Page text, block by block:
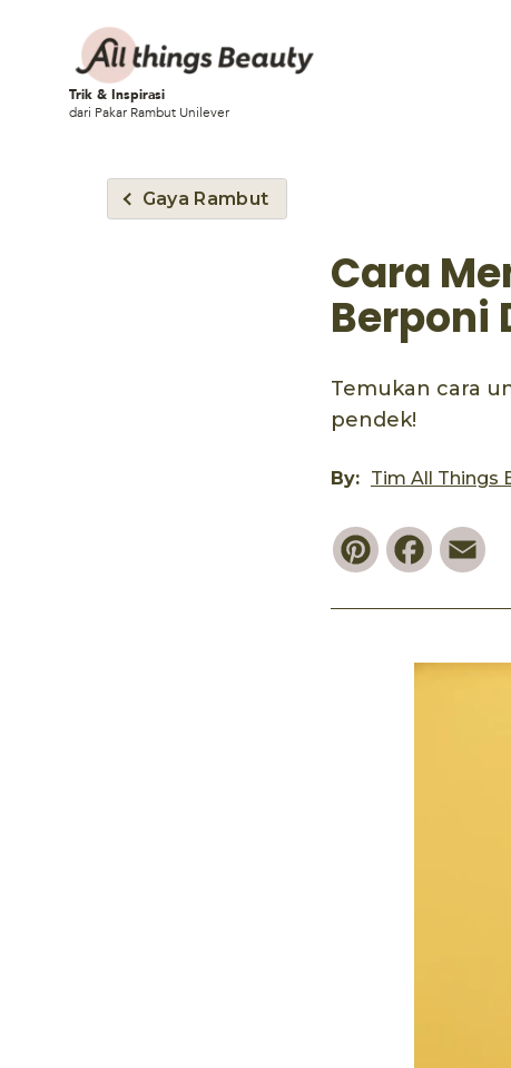
Trik & Inspirasi
dari Pakar Rambut Unilever
Gaya Rambut
Cara
Berponi
Temukan cara
pendek!
By: Tim All Things
Pinterest